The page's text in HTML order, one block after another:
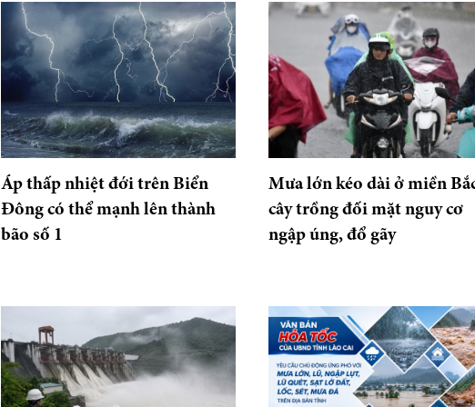
Áp thấp nhiệt đới trên Biển
Đông có thể mạnh lên thành
bão số 1
Mưa lớn kéo dài ở miền
cây trồng đối mặt nguy cơ
ngập úng, đổ gãy